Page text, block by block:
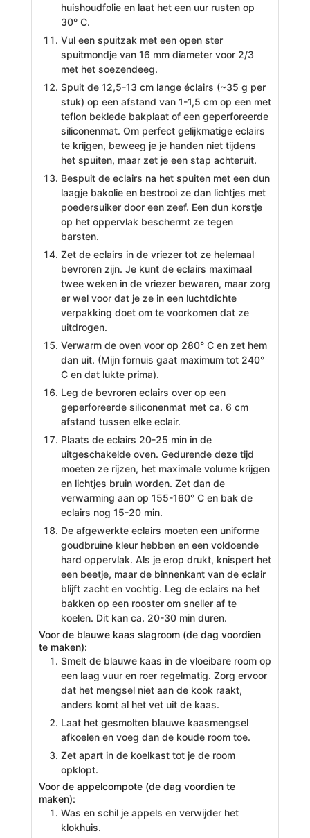
huishoudfolie en laat het een uur rusten op
30° C.
Vul een spuitzak met een open ster
spuitmondje van 16 mm diameter voor 2/3
met het soezendeeg.
Spuit de 12,5-13 cm lange éclairs (~35 g per
stuk) op een afstand van 1-1,5 cm op een met
teflon beklede bakplaat of een geperforeerde
siliconenmat. Om perfect gelijkmatige eclairs
te krijgen, beweeg je je handen niet tijdens
het spuiten, maar zet je een stap achteruit.
Bespuit de eclairs na het spuiten met een dun
laagje bakolie en bestrooi ze dan lichtjes met
poedersuiker door een zeef. Een dun korstje
op het oppervlak beschermt ze tegen
barsten.
Zet de eclairs in de vriezer tot ze helemaal
bevroren zijn. Je kunt de eclairs maximaal
twee weken in de vriezer bewaren, maar zorg
er wel voor dat je ze in een luchtdichte
verpakking doet om te voorkomen dat ze
uitdrogen.
Verwarm de oven voor op 280° C en zet hem
dan uit. (Mijn fornuis gaat maximum tot 240°
C en dat lukte prima).
Leg de bevroren eclairs over op een
geperforeerde siliconenmat met ca. 6 cm
afstand tussen elke eclair.
Plaats de eclairs 20-25 min in de
uitgeschakelde oven. Gedurende deze tijd
moeten ze rijzen, het maximale volume krijgen
en lichtjes bruin worden. Zet dan de
verwarming aan op 155-160° C en bak de
eclairs nog 15-20 min.
De afgewerkte eclairs moeten een uniforme
goudbruine kleur hebben en een voldoende
hard oppervlak. Als je erop drukt, knispert het
een beetje, maar de binnenkant van de eclair
blijft zacht en vochtig. Leg de eclairs na het
bakken op een rooster om sneller af te
koelen. Dit kan ca. 20-30 min duren.
Voor de blauwe kaas slagroom (de dag voordien
te maken):
Smelt de blauwe kaas in de vloeibare room op
een laag vuur en roer regelmatig. Zorg ervoor
dat het mengsel niet aan de kook raakt,
anders komt al het vet uit de kaas.
Laat het gesmolten blauwe kaasmengsel
afkoelen en voeg dan de koude room toe.
Zet apart in de koelkast tot je de room
opklopt.
Voor de appelcompote (de dag voordien te
maken):
Was en schil je appels en verwijder het
klokhuis.